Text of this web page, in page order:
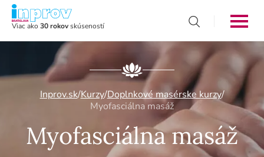
Viac ako 30 rokovskúseností
Inprov.sk/Kurzy/Doplnkové masérske kurzy/
Myofasciálna masáž
Myofasciálna masáž